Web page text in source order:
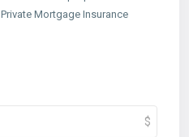
Private Mortgage Insurance